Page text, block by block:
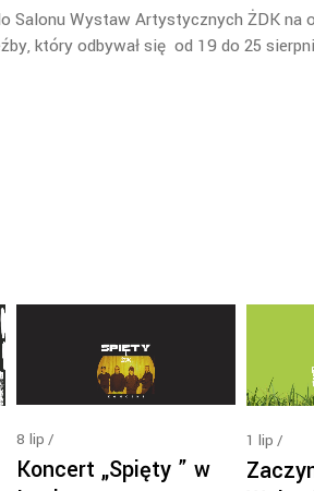
Salonu Wystaw Artystycznych ŻDK na
który odbywał się od 19 do 25
8 lip
Koncert „Spięty ” w
1 lip